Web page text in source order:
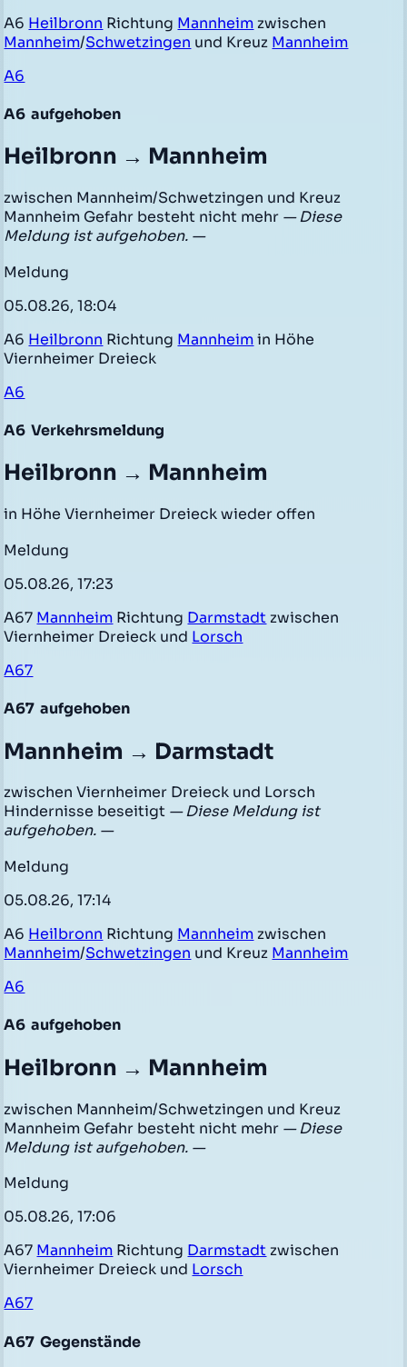
A6 Heilbronn Richtung Mannheim zwischen
Mannheim/Schwetzingen und Kreuz Mannheim
A6
A6 aufgehoben
Heilbronn → Mannheim
zwischen Mannheim/Schwetzingen und Kreuz
Mannheim Gefahr besteht nicht mehr — Diese
Meldung ist aufgehoben. —
Meldung
05.08.26, 18:04
A6 Heilbronn Richtung Mannheimin Höhe
Viernheimer Dreieck
A6
A6 Verkehrsmeldung
Heilbronn → Mannheim
in Höhe Viernheimer Dreieck wieder offen
Meldung
05.08.26, 17:23
A67 Mannheim Richtung Darmstadt zwischen
Viernheimer Dreieck und Lorsch
A67
A67 aufgehoben
Mannheim → Darmstadt
zwischen Viernheimer Dreieck und Lorsch
Hindernisse beseitigt — Diese Meldung ist
aufgehoben. —
Meldung
05.08.26, 17:14
A6 Heilbronn Richtung Mannheim zwischen
Mannheim/Schwetzingen und Kreuz Mannheim
A6
A6 aufgehoben
Heilbronn → Mannheim
zwischen Mannheim/Schwetzingen und Kreuz
Mannheim Gefahr besteht nicht mehr — Diese
Meldung ist aufgehoben. —
Meldung
05.08.26, 17:06
A67 Mannheim Richtung Darmstadt zwischen
Viernheimer Dreieck und Lorsch
A67
A67 Gegenstände